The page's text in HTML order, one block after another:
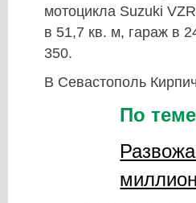
мотоцикла Suzuki
в 51,7 кв. м, гараж в
350.
В Севастополь
По